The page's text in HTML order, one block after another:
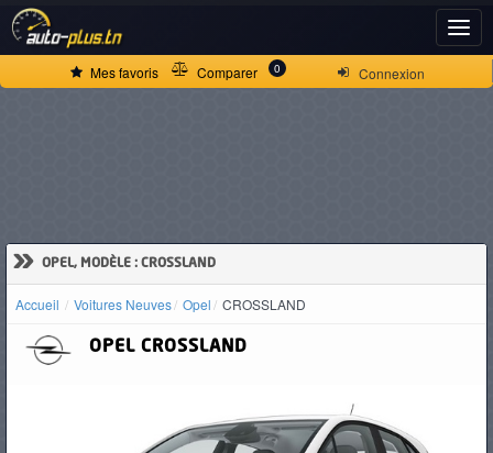
Connexion
Mes favoris Comparer 0
» OPEL, MODÈLE : CROSSLAND
Accueil Voitures Neuves Opel CROSSLAND
OPEL CROSSLAND
ACCUEIL
D'OCCASION